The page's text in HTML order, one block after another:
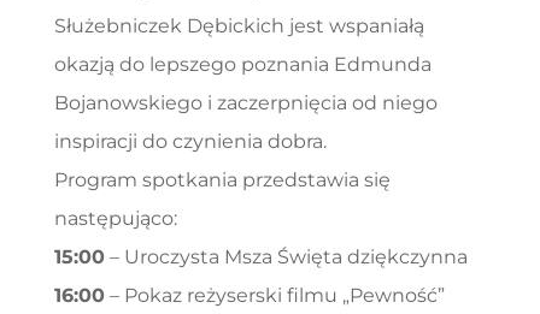
Służebniczek Dębickich jest wspaniałą
okazją do lepszego poznania Edmunda
Bojanowskiego i zaczerpnięcia od niego
inspiracji do czynienia dobra.
Program spotkania przedstawia się
następująco:
15:00– Uroczysta Msza Święta dziękczynna
16:00– Pokaz reżyserski filmu „Pewność”